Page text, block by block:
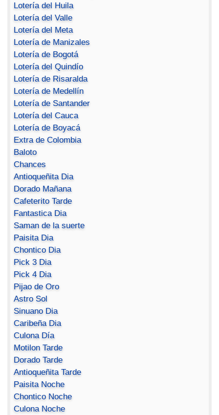
Lotería del Huila
Lotería del Valle
Lotería del Meta
Lotería de Manizales
Lotería de Bogotá
Lotería del Quindío
Lotería de Risaralda
Lotería de Medellín
Lotería de Santander
Lotería del Cauca
Lotería de Boyacá
Extra de Colombia
Baloto
Chances
Antioqueñita Dia
Dorado Mañana
Cafeterito Tarde
Fantastica Dia
Saman de la suerte
Paisita Dia
Chontico Dia
Pick 3 Dia
Pick 4 Dia
Pijao de Oro
Astro Sol
Sinuano Dia
Caribeña Dia
Culona Día
Motilon Tarde
Dorado Tarde
Antioqueñita Tarde
Paisita Noche
Chontico Noche
Culona Noche